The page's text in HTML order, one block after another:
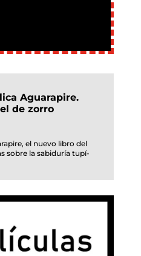
Aguarapire.
de zorro
el nuevo libro del
sobre la sabiduría tupí-